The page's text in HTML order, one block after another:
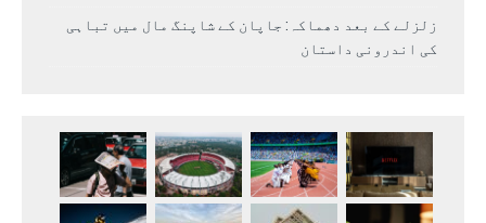
زلزلے کے بعد دھماکہ: جاپان کے شاپنگ مال میں تباہی
کی اندرونی داستان